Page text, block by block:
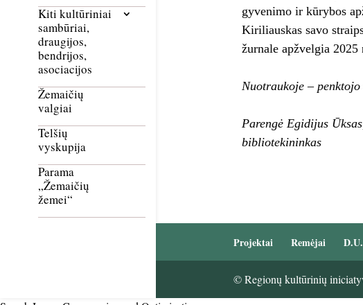
Kiti kultūriniai
sambūriai,
draugijos,
bendrijos,
asociacijos
Žemaičių
valgiai
Telšių
vyskupija
Parama
„Žemaičių
žemei“
gyvenimo ir kūrybos
Kiriliauskas savo
žurnale apžvelgia
Nuotraukoje –
Parengė Egidijus
bibliotekininkas
Projektai Remėjai
© Regionų kultūrinių